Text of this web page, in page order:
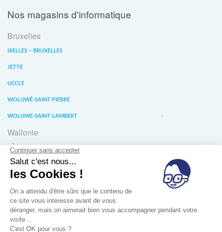
Nos magasins d'informatique
Bruxelles
IXELLES – BRUXELLES
JETTE
UCCLE
WOLUWÉ-SAINT-PIERRE
WOLUWE-SAINT-LAMBERT
Wallonie
LIÈGE
WATERLOO
WAVRE